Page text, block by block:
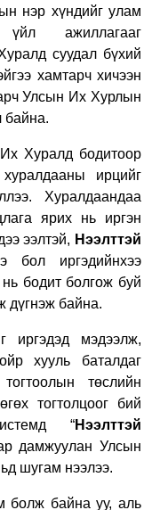
нэр хүндийг улам
ажиллагааг
суудал бүхий
хамтарч хичээн
Улсын Их Хурлын
байна.
Хуралд бодитоор
ирцийг
Хуралдаандаа
ярих нь иргэн
ээлтэй, Нээлттэй
иргэдийнхээ
бодит болгож буй
дүгнэж байна.
иргэдэд мэдээлж,
хууль баталдаг
төслийн
тогтолцоог бий
“Нээлттэй
дамжуулан Улсын
шугам нээлээ.
болж байна уу, аль